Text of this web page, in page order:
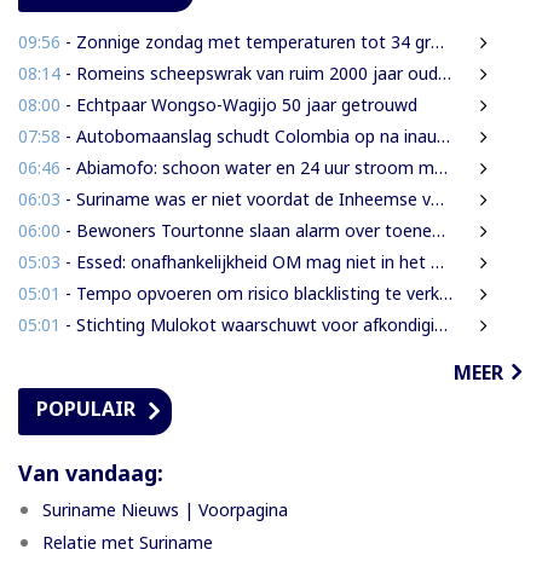
09:56 - Zonnige zondag met temperaturen tot 34 graden
08:14 - Romeins scheepswrak van ruim 2000 jaar oud ontdekt bij Sicilië
08:00 - Echtpaar Wongso-Wagijo 50 jaar getrouwd
07:58 - Autobomaanslag schudt Colombia op na inauguratie van hardline president
06:46 - Abiamofo: schoon water en 24 uur stroom moeten ook afgelegen dorpen bereiken
06:03 - Suriname was er niet voordat de Inheemse volken er waren
06:00 - Bewoners Tourtonne slaan alarm over toenemende prostitutie, drugshandel en overlast door vreemdelingen
05:03 - Essed: onafhankelijkheid OM mag niet in het gedrang komen
05:01 - Tempo opvoeren om risico blacklisting te verkleinen
05:01 - Stichting Mulokot waarschuwt voor afkondiging 5-kilometerstraalwet
MEER
POPULAIR
Van vandaag:
Suriname Nieuws | Voorpagina
Relatie met Suriname